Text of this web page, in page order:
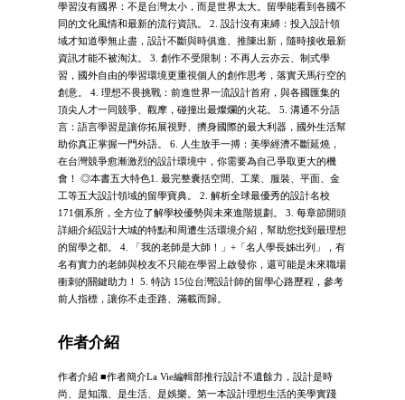
學習沒有國界：不是台灣太小，而是世界太大。留學能看到各國不
同的文化風情和最新的流行資訊。 2. 設計沒有束縛：投入設計領
域才知道學無止盡，設計不斷與時俱進、推陳出新，隨時接收最新
資訊才能不被淘汰。 3. 創作不受限制：不再人云亦云、制式學
習，國外自由的學習環境更重視個人的創作思考，落實天馬行空的
創意。 4. 理想不畏挑戰：前進世界一流設計首府，與各國匯集的
頂尖人才一同競爭、觀摩，碰撞出最燦爛的火花。 5. 溝通不分語
言：語言學習是讓你拓展視野、擠身國際的最大利器，國外生活幫
助你真正掌握一門外語。 6. 人生放手一搏：美學經濟不斷延燒，
在台灣競爭愈漸激烈的設計環境中，你需要為自己爭取更大的機
會！ ◎本書五大特色1. 最完整囊括空間、工業、服裝、平面、金
工等五大設計領域的留學寶典。 2. 解析全球最優秀的設計名校
171個系所，全方位了解學校優勢與未來進階規劃。 3. 每章節開頭
詳細介紹設計大城的特點和周遭生活環境介紹，幫助您找到最理想
的留學之都。 4. 「我的老師是大師！」+「名人學長姊出列」，有
名有實力的老師與校友不只能在學習上啟發你，還可能是未來職場
衝刺的關鍵助力！ 5. 特訪 15位台灣設計師的留學心路歷程，參考
前人指標，讓你不走歪路、滿載而歸。
作者介紹
作者介紹 ■作者簡介La Vie編輯部推行設計不遺餘力，設計是時
尚、是知識、是生活、是娛樂。第一本設計理想生活的美學實踐